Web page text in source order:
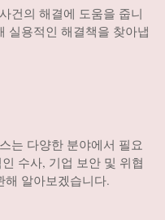
건의 해결에 도움을 줍니
실용적인 해결책을 찾아냅
는 다양한 분야에서 필요
수사, 기업 보안 및 위협
해 알아보겠습니다.